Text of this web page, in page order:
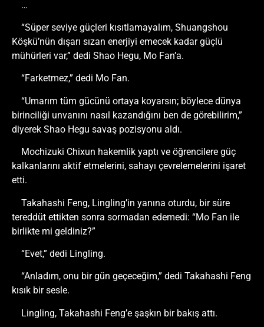
…
“Süper seviye güçleri kısıtlamayalım, Shuangshou
Köşkü’nün dışarı sızan enerjiyi emecek kadar güçlü
mühürleri var,” dedi Shao Hegu, Mo Fan’a.
“Farketmez,” dedi Mo Fan.
“Umarım tüm gücünü ortaya koyarsın; böylece dünya
birinciliği unvanını nasıl kazandığını ben de görebilirim,”
diyerek Shao Hegu savaş pozisyonu aldı.
Mochizuki Chixun hakemlik yaptı ve öğrencilere güç
kalkanlarını aktif etmelerini, sahayı çevrelemelerini işaret
etti.
Takahashi Feng, Lingling’in yanına oturdu, bir süre
tereddüt ettikten sonra sormadan edemedi: “Mo Fan ile
birlikte mi geldiniz?”
“Evet,” dedi Lingling.
“Anladım, onu bir gün geçeceğim,” dedi Takahashi Feng
kısık bir sesle.
Lingling, Takahashi Feng’e şaşkın bir bakış attı.